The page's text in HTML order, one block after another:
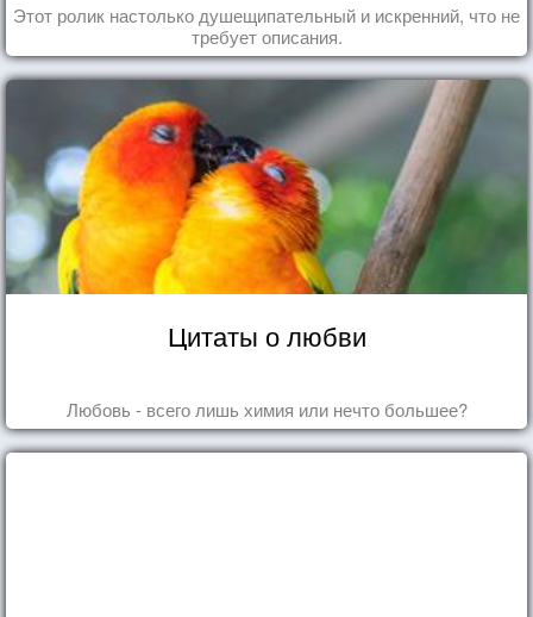
Этот ролик настолько душещипательный и искренний, что не
требует описания.
Цитаты о любви
Любовь - всего лишь химия или нечто большее?